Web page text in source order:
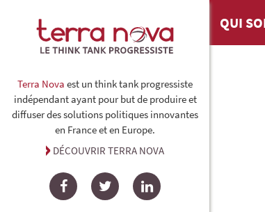
Terra Nova est un think tank progressiste
indépendant ayant pour but de produire et
diffuser des solutions politiques innovantes
en France et en Europe.
DÉCOUVRIR TERRA NOVA
FacebookTwitterLinkedIn
QUI